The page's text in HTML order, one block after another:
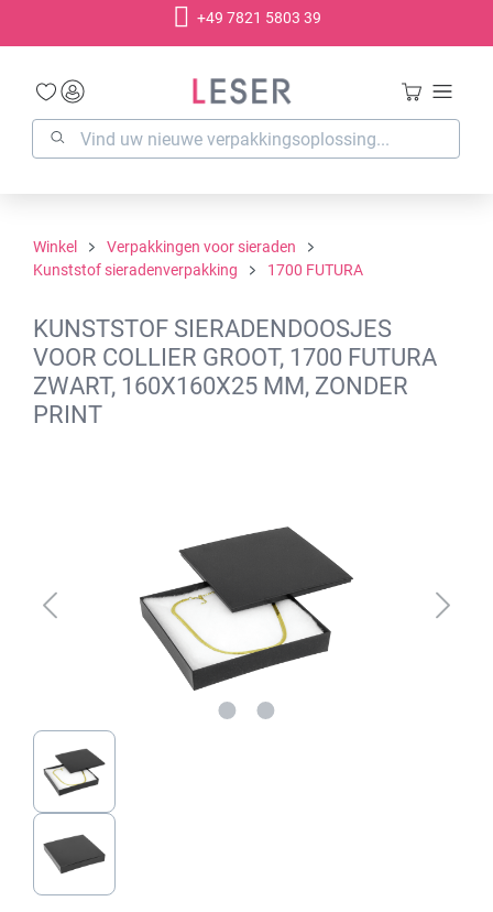
+49 7821 5803 39
Winkel
Verpakkingen voor sieraden
Kunststof sieradenverpakking
1700 FUTURA
KUNSTSTOF SIERADENDOOSJES
VOOR COLLIER GROOT, 1700 FUTURA
ZWART, 160X160X25 MM, ZONDER
PRINT